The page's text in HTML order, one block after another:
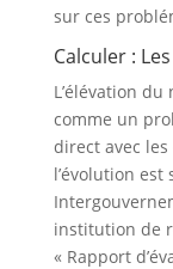
sur ces
Calculer :
L’élévation
comme un
direct avec
l’évolution
institution de
« Rapport